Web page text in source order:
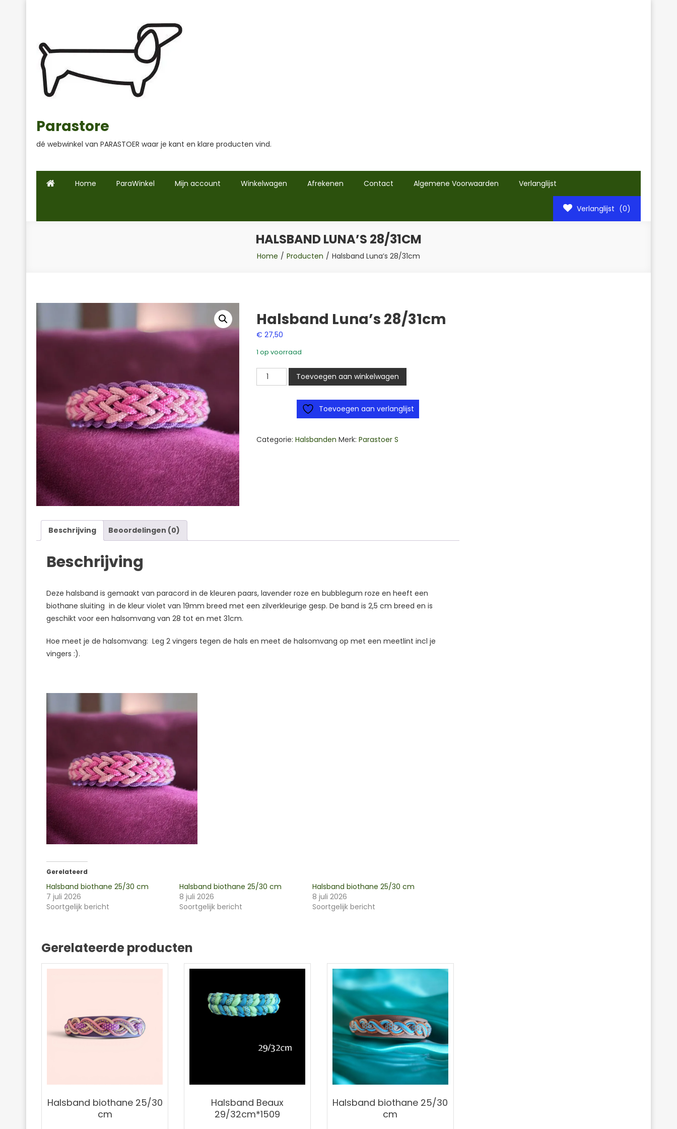
Parastore
dé webwinkel van PARASTOER waar je kant en klare producten vind.
Home ParaWinkel Mijn account Winkelwagen Afrekenen Contact Algemene Voorwaarden Verlanglijst
Verlanglijst (0)
HALSBAND LUNA’S 28/31CM
Home Producten Halsband Luna’s 28/31cm
Halsband Luna’s 28/31cm
€ 27,50
1 op voorraad
Halsband
Luna's
Toevoegen aan winkelwagen
Toevoegen aan verlanglijst
Categorie: Halsbanden Merk: Parastoer S
Beschrijving Beoordelingen (0)
Beschrijving
Deze halsband is gemaakt van paracord in de kleuren paars, lavender roze en bubblegum roze en heeft een
biothane sluiting in de kleur violet van 19mm breed met een zilverkleurige gesp. De band is 2,5 cm breed en is
geschikt voor een halsomvang van 28 tot en met 31cm.
Hoe meet je de halsomvang: Leg 2 vingers tegen de hals en meet de halsomvang op met een meetlint incl je
vingers :).
Gerelateerd
Halsband biothane 25/30 cm
7 juli 2026
Soortgelijk bericht
Halsband biothane 25/30 cm
8 juli 2026
Soortgelijk bericht
Halsband biothane 25/30 cm
8 juli 2026
Soortgelijk bericht
Gerelateerde producten
Halsband biothane 25/30
cm
Halsband Beaux
29/32cm*1509
Halsband biothane 25/30
cm